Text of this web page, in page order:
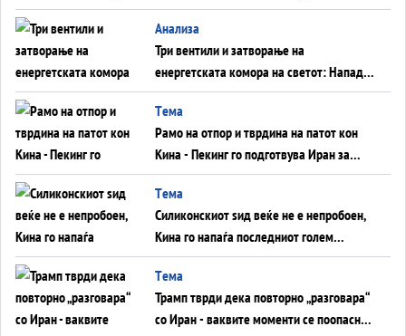
WILDBERRIES
Aнализа
Три вентили и затворање на
енергетската комора на светот: Нападот
во Суец најавува глобален енергетски
инфаркт?
Tема
Рамо на отпор и тврдина на патот кон
Кина - Пекинг го подготвува Иран за
американска копнена инвазија
Tема
Силиконскиот ѕид веќе не е непробоен,
Кина го напаѓа последниот голем
монопол на Западот?
Tема
Трамп тврди дека повторно „разговара“
со Иран - ваквите моменти се поопасни